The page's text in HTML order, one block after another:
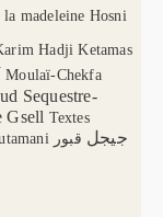
madeleine Hosni
Hadji Ketamas
Moulaï-Chekfa
Sequestre-
Gsell Textes
جيجل قبور